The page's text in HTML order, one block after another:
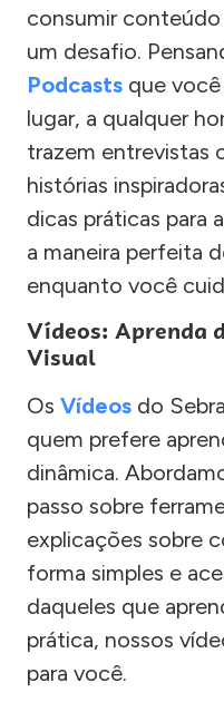
consumir
um desafio.
Podcasts que
lugar, a qualquer
trazem entrevistas
histórias
dicas práticas para
a maneira perfeita
enquanto você
Vídeos: Aprenda
Visual
Os Vídeos do
quem prefere
dinâmica.
passo sobre
explicações sobre
forma simples e
daqueles que
prática, nossos
para você.